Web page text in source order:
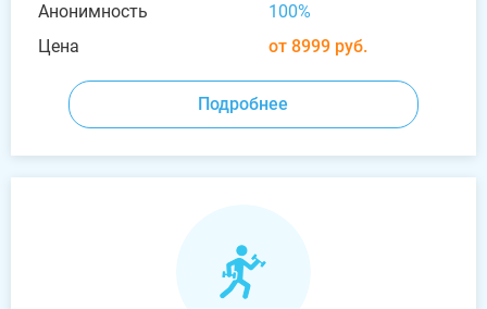
Анонимность
100%
Цена
от 8999 руб.
Подробнее